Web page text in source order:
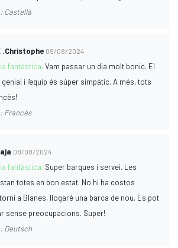
Castellà
.Christophe 09/08/2024
fantàstica:Vam passar un dia molt bonic. El
i l'equip és súper simpàtic. A més, tots
Francès
08/08/2024
fantàstica: Super barques i servei. Les
totes en bon estat. No hi ha costos
a Blanes, llogaré una barca de nou. Es pot
sense preocupacions. Super!
Deutsch